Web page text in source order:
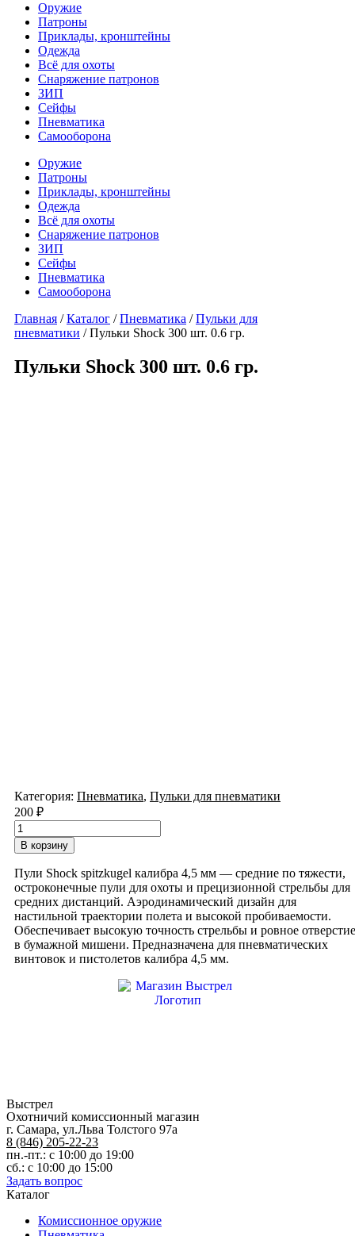
Оружие
Патроны
Приклады, кронштейны
Одежда
Всё для охоты
Снаряжение патронов
ЗИП
Сейфы
Пневматика
Самооборона
Оружие
Патроны
Приклады, кронштейны
Одежда
Всё для охоты
Снаряжение патронов
ЗИП
Сейфы
Пневматика
Самооборона
Главная /Каталог /Пневматика /Пульки для
пневматики / Пульки Shock 300 шт. 0.6 гр.
Пульки Shock 300 шт. 0.6 гр.
Категория: Пневматика, Пульки для пневматики
200 ₽
Количество
товара
Пульки
Shock
300
шт.
0.6
гр.
В корзину
Пули Shock spitzkugel калибра 4,5 мм — средние по тяжести,
остроконечные пули для охоты и прецизионной стрельбы для
средних дистанций. Аэродинамический дизайн для
настильной траектории полета и высокой пробиваемости.
Обеспечивает высокую точность стрельбы и ровное отверстие
в бумажной мишени. Предназначена для пневматических
винтовок и пистолетов калибра 4,5 мм.
Выстрел
Охотничий комиссионный магазин
г. Самара, ул.Льва Толстого 97а
8 (846) 205-22-23
пн.-пт.: с 10:00 до 19:00
сб.: с 10:00 до 15:00
Задать вопрос
Каталог
Комиссионное оружие